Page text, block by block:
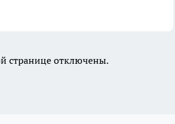
странице отключены.